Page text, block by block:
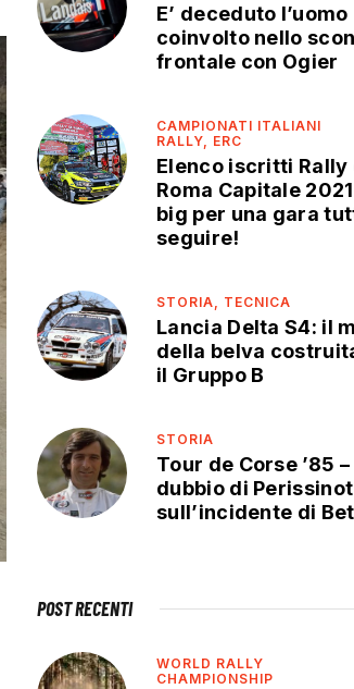
E’ deceduto l’uomo
coinvolto nello
frontale con Ogier
CAMPIONATI ITALIANI
RALLY, ERC
Elenco iscritti Rally
Roma Capitale
big per una gara
seguire!
STORIA, TECNICA
Lancia Delta S4: il
della belva
il Gruppo B
STORIA
Tour de Corse ’85 –
dubbio di Perissinot
sull’incidente di
POST RECENTI
WORLD RALLY
CHAMPIONSHIP